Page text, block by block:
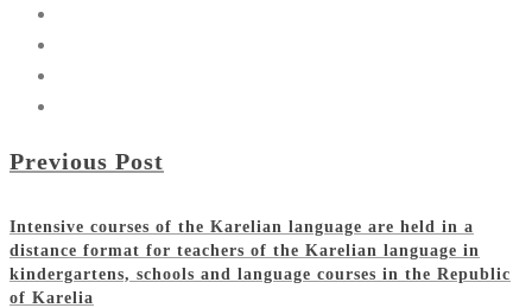
Previous Post
Intensive courses of the Karelian language are held in a
distance format for teachers of the Karelian language in
kindergartens, schools and language courses in the Republic
of Karelia